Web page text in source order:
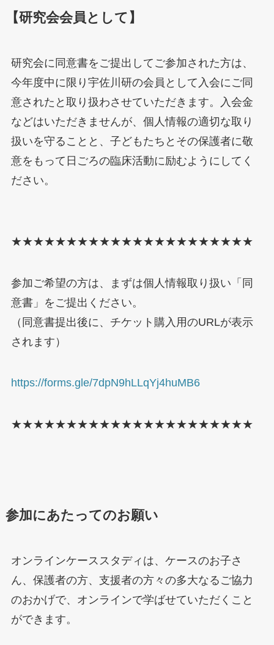
【研究会会員として】
研究会に同意書をご提出してご参加された方は、
今年度中に限り宇佐川研の会員として入会にご同
意されたと取り扱わさせていただきます。入会金
などはいただきませんが、個人情報の適切な取り
扱いを守ることと、子どもたちとその保護者に敬
意をもって日ごろの臨床活動に励むようにしてく
ださい。
★★★★★★★★★★★★★★★★★★★★★★
参加ご希望の方は、まずは個人情報取り扱い「同
意書」をご提出ください。
（同意書提出後に、チケット購入用のURLが表示
されます）
https://forms.gle/7dpN9hLLqYj4huMB6
★★★★★★★★★★★★★★★★★★★★★★
参加にあたってのお願い
オンラインケーススタディは、ケースのお子さ
ん、保護者の方、支援者の方々の多大なるご協力
のおかげで、オンラインで学ばせていただくこと
ができます。